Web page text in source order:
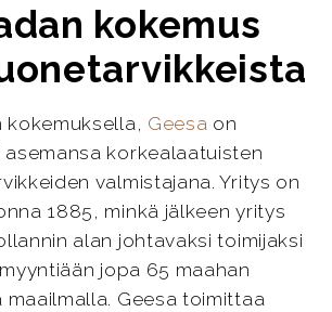
kokemus
kokemuksella, Geesa on
korkealaatuisten
valmistajana. Yritys on
1885, minkä jälkeen yritys
alan johtavaksi toimijaksi
jopa 65 maahan
maailmalla. Geesa toimittaa